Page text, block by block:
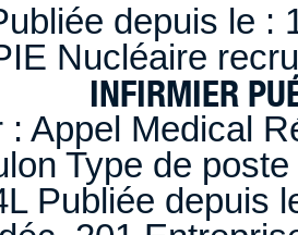
depuis le :
Nucléaire
INFIRMIER
Appel Medical
Type de
Publiée depuis